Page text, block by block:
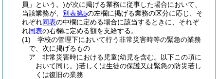
員」という。)が次に掲げる業務に従事した場合において、
当該業務が、 別表第5の左欄に掲げる業務の区分に応じ、そ
れぞれ同表の中欄に定める場合に該当するときに、それぞ
れ同表の右欄に定める額を支給する。
(1)
学校の管理下において行う非常災害時等の緊急の業務
で、次に掲げるもの
ア
非常災害時における児童(幼児を含む。以下この項に
おいて同じ。)若しくは生徒の保護又は緊急の防災若し
くは復旧の業務